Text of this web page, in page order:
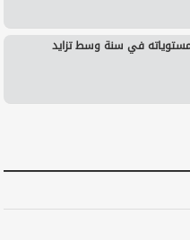
مستوياته في سنة وسط تزايد